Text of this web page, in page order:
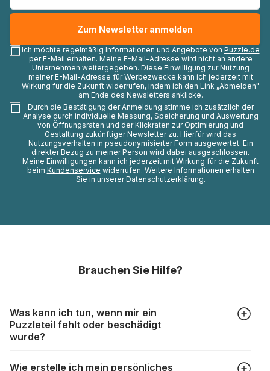
Ich möchte regelmäßig Informationen und Angebote von Puzzle.de
per E-Mail erhalten. Meine E-Mail-Adresse wird nicht an andere
Unternehmen weitergegeben. Diese Einwilligung zur Nutzung
meiner E-Mail-Adresse für Werbezwecke kann ich jederzeit mit
Wirkung für die Zukunft widerrufen, indem ich den Link „Abmelden"
am Ende des Newsletters anklicke.
Durch die Bestätigung der Anmeldung stimme ich zusätzlich der
Analyse durch individuelle Messung, Speicherung und Auswertung
von Öffnungsraten und der Klickraten zur Optimierung und
Gestaltung zukünftiger Newsletter zu. Hierfür wird das
Nutzungsverhalten in pseudonymisierter Form ausgewertet. Ein
direkter Bezug zu meiner Person wird dabei ausgeschlossen.
Meine Einwilligungen kann ich jederzeit mit Wirkung für die Zukunft
beim Kundenservice widerrufen. Weitere Informationen erhalten
Sie in unserer Datenschutzerklärung.
Brauchen Sie Hilfe?
Was kann ich tun, wenn mir ein
Puzzleteil fehlt oder beschädigt
wurde?
Wie erstelle ich mein persönliches